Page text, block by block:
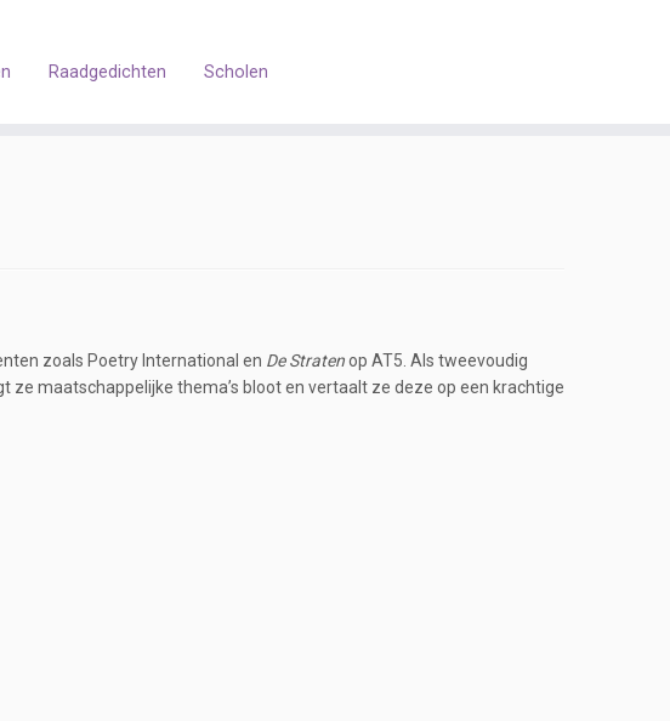
Raadgedichten Scholen
zoals Poetry International en De Stratenop AT5. Als tweevoudig
maatschappelijke thema’s bloot en vertaalt ze deze op een krachtige